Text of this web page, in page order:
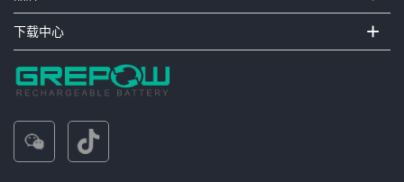
下载中心 +